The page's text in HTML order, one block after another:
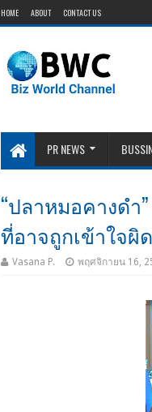
HOME ABOUT CONTACT US
PR NEWS
“ปลาหมอคางดำ
ที่อาจถูกเข้าใจผิ
Vasana P. พฤศจิกายน 16,